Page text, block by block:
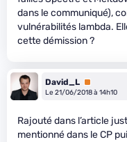
dans le communiqué),
vulnérabilités lambda.
cette démission ?
David_L Premium
Le 21/06/2018 à 14h10
Rajouté dans l’article
mentionné dans le CP